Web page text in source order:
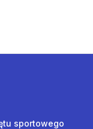
sportowego